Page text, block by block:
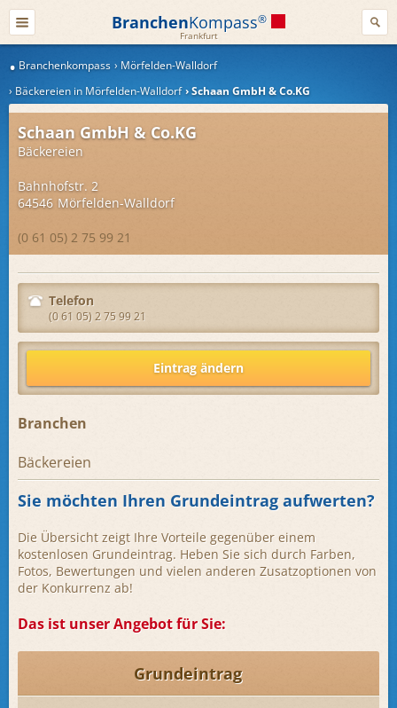
BranchenKompass®
Frankfurt
Branchenkompass
Mörfelden-Walldorf
Bäckereien in Mörfelden-Walldorf
Schaan GmbH & Co.KG
Schaan GmbH & Co.KG
Bäckereien
Bahnhofstr. 2
64546 Mörfelden-Walldorf
(0 61 05) 2 75 99 21
Telefon
(0 61 05) 2 75 99 21
Eintrag ändern
Branchen
Bäckereien
Sie möchten Ihren Grundeintrag aufwerten?
Die Übersicht zeigt Ihre Vorteile gegenüber einem
kostenlosen Grundeintrag. Heben Sie sich durch Farben,
Fotos, Bewertungen und vielen anderen Zusatzoptionen von
der Konkurrenz ab!
Das ist unser Angebot für Sie:
Grundeintrag